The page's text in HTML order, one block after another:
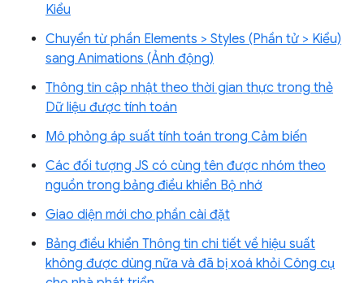
Kiểu
Chuyển từ phần Elements > Styles (Phần tử > Kiểu)
sang Animations (Ảnh động)
Thông tin cập nhật theo thời gian thực trong thẻ
Dữ liệu được tính toán
Mô phỏng áp suất tính toán trong Cảm biến
Các đối tượng JS có cùng tên được nhóm theo
nguồn trong bảng điều khiển Bộ nhớ
Giao diện mới cho phần cài đặt
Bảng điều khiển Thông tin chi tiết về hiệu suất
không được dùng nữa và đã bị xoá khỏi Công cụ